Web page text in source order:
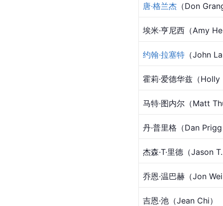
唐·格兰杰 （Don
埃米·亨尼西（Amy
约翰·拉塞特 （John
霍莉·爱德华兹（
马特·图内尔（Matt
丹·普里格（Dan
杰森·T·里德（Jason
乔恩·温巴赫（Jon
吉恩·池（Jean Chi）